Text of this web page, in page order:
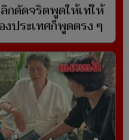
กดัดจริตพูดให้เท่ให้
ประเทศก็พูดตรง ๆ